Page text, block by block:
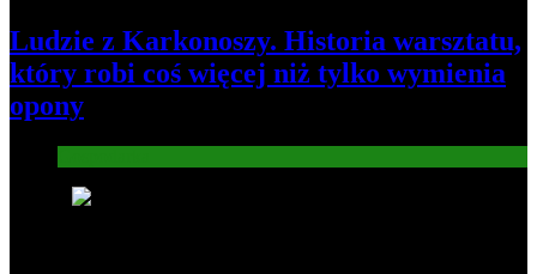
Ludzie z Karkonoszy. Historia warsztatu,
który robi coś więcej niż tylko wymienia
opony